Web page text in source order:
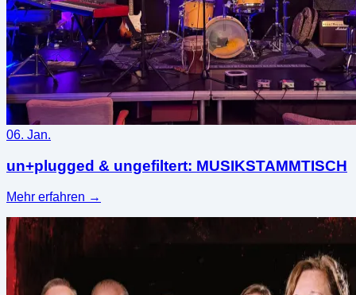
06. Jan.
un+plugged & ungefiltert: MUSIKSTAMMTISCH
Mehr erfahren →